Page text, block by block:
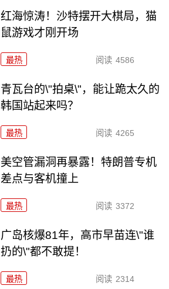
红海惊涛！沙特摆开大棋局，猫
鼠游戏才刚开场
最热 阅读 4586
青瓦台的\"拍桌\"，能让跪太久的
韩国站起来吗？
最热 阅读 4265
美空管漏洞再暴露！特朗普专机
差点与客机撞上
最热 阅读 3372
广岛核爆81年，高市早苗连\"谁
扔的\"都不敢提！
最热 阅读 2314